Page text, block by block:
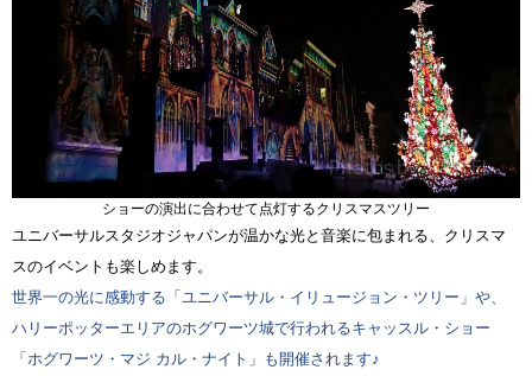
ショーの演出に合わせて点灯するクリスマスツリー
ユニバーサルスタジオジャパンが温かな光と音楽に包まれる、クリスマ
スのイベントも楽しめます。
世界一の光に感動する「ユニバーサル・イリュージョン・ツリー」や、
ハリーポッターエリアのホグワーツ城で行われるキャッスル・ショー
「ホグワーツ・マジ カル・ナイト」も開催されます♪